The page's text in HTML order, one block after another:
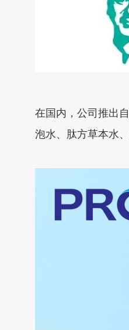
在国内，公司推出
泡水、肽方草本水